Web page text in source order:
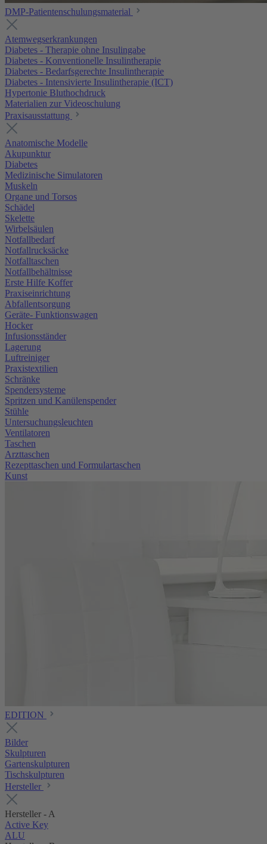
DMP-Patientenschulungsmaterial
Atemwegserkrankungen
Diabetes - Therapie ohne Insulingabe
Diabetes - Konventionelle Insulintherapie
Diabetes - Bedarfsgerechte Insulintherapie
Diabetes - Intensivierte Insulintherapie (ICT)
Hypertonie Bluthochdruck
Materialien zur Videoschulung
Praxisausstattung
Anatomische Modelle
Akupunktur
Diabetes
Medizinische Simulatoren
Muskeln
Organe und Torsos
Schädel
Skelette
Wirbelsäulen
Notfallbedarf
Notfallrucksäcke
Notfalltaschen
Notfallbehältnisse
Erste Hilfe Koffer
Praxiseinrichtung
Abfallentsorgung
Geräte- Funktionswagen
Hocker
Infusionsständer
Lagerung
Luftreiniger
Praxistextilien
Schränke
Spendersysteme
Spritzen und Kanülenspender
Stühle
Untersuchungsleuchten
Ventilatoren
Taschen
Arzttaschen
Rezepttaschen und Formulartaschen
Kunst
EDITION
Bilder
Skulpturen
Gartenskulpturen
Tischskulpturen
Hersteller
Hersteller - A
Active Key
ALU